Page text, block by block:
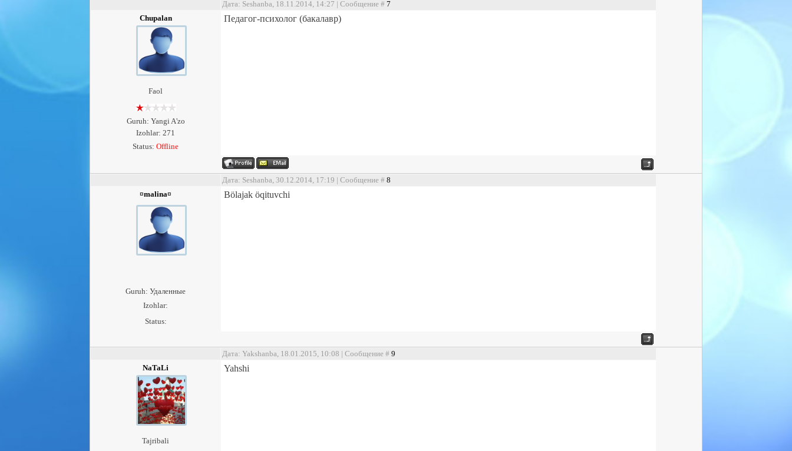
Дата: Seshanba, 18.11.2014, 14:27 | Сообщение # 7
Chupalan
Faol
Guruh: Yangi A'zo
Izohlar: 271
Status: Offline
Педагог-психолог (бакалавр)
Дата: Seshanba, 30.12.2014, 17:19 | Сообщение # 8
¤malina¤
Guruh: Удаленные
Izohlar:
Status:
Bölajak öqituvchi
Дата: Yakshanba, 18.01.2015, 10:08 | Сообщение # 9
NaTaLi
Tajribali
Yahshi